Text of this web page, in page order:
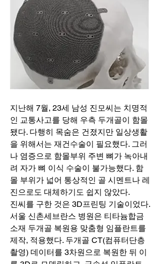
지난해 7월, 23세 남성 진모씨는 치명적
인 교통사고를 당해 우측 두개골이 함몰
됐다. 다행히 목숨은 건졌지만 일상생활
을 위해서는 재건수술이 필요했다. 그러
나 염증으로 함몰부위 주변 뼈가 녹아내
려 자가 뼈 이식 수술이 불가능했다. 함
몰 부위가 넓어 통상적인 골 시멘트나 레
진으로도 대체하기도 쉽지 않았다.
진씨를 구한 것은 3D프린팅 기술이었다.
서울 신촌세브란스 병원은 티타늄합금
소재 두개골 복원용 맞춤형 임플란트를
제작, 적용했다. 두개골 CT(컴퓨터단층
촬영) 데이터를 3차원으로 복원한 뒤 이